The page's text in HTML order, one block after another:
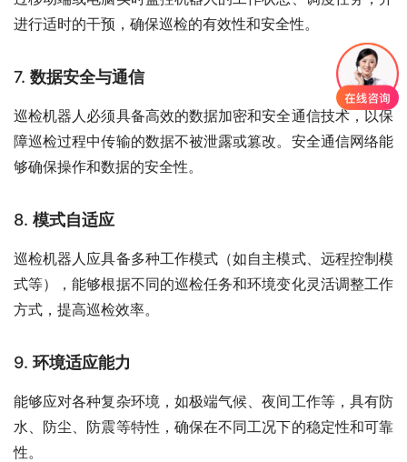
进行适时的干预，确保巡检的有效性和安全性。
7. 数据安全与通信
巡检机器人必须具备高效的数据加密和安全通信技术，以保
障巡检过程中传输的数据不被泄露或篡改。安全通信网络能
够确保操作和数据的安全性。
8. 模式自适应
巡检机器人应具备多种工作模式（如自主模式、远程控制模
式等），能够根据不同的巡检任务和环境变化灵活调整工作
方式，提高巡检效率。
9. 环境适应能力
能够应对各种复杂环境，如极端气候、夜间工作等，具有防
水、防尘、防震等特性，确保在不同工况下的稳定性和可靠
性。